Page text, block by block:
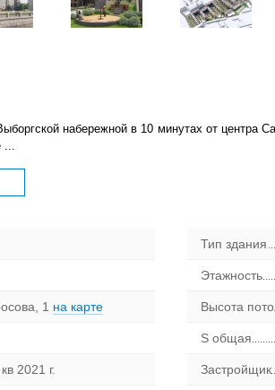
набережной в 10 минутах от центра
...
1 на карте
2021 г.
Тип здания
Этажность
Высота
S общая
Застройщик